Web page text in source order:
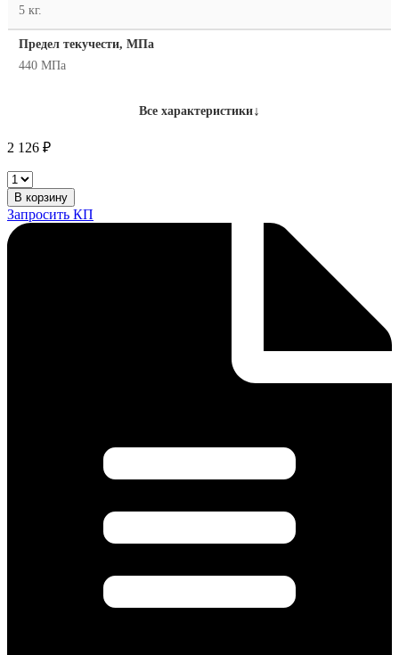
5 кг.
Предел текучести, МПа
440 МПа
Все характеристики↓
2 126 ₽
ESAB
Св-08Г2С
1,2
мм
(5
В корзину
Запросить КП